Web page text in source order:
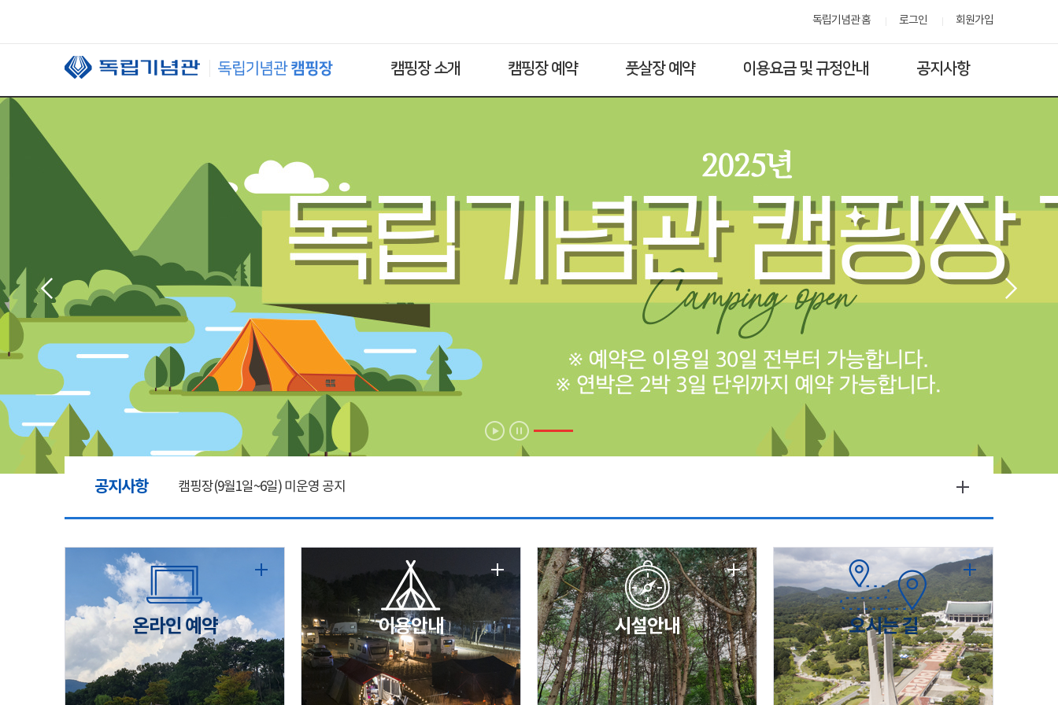
독립기념관 홈 로그인 회원가입
캠핑장 소개 캠핑장 예약 풋살장 예약 이용요금 및 규정안내 공지사항
공지사항 캠핑장(9월1일~6일) 미운영 공지
[6/1]전산시스템 점검 및 안정화에 따른 서비스 이용 제한 안내
2026년 5월 캠핑장 안점 점검의 날 변경 안내
캠핑장(9월1일~6일) 미운영 공지
온라인 예약 이용안내 시설안내 오시는 길